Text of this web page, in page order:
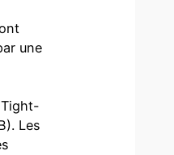
une
Tight-
Les